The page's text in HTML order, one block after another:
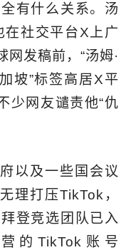
有什么关系。汤
在社交平台X上广
发稿前，“汤姆·
坡”标签高居X平
少网友谴责他“仇
以及一些国会议
理打压TikTok，
登竞选团队已入
的TikTok账号